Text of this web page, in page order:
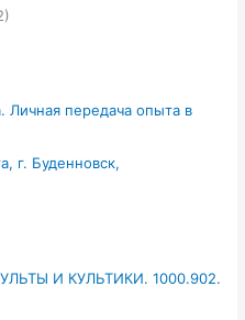
Личная передача опыта в
г. Буденновск,
И КУЛЬТИКИ. 1000.902.